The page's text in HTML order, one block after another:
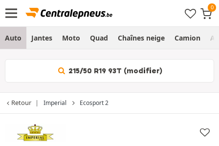
Auto Jantes Moto Quad Chaînes neige Camion
215/50 R19 93T (modifier)
Retour Imperial Ecosport 2